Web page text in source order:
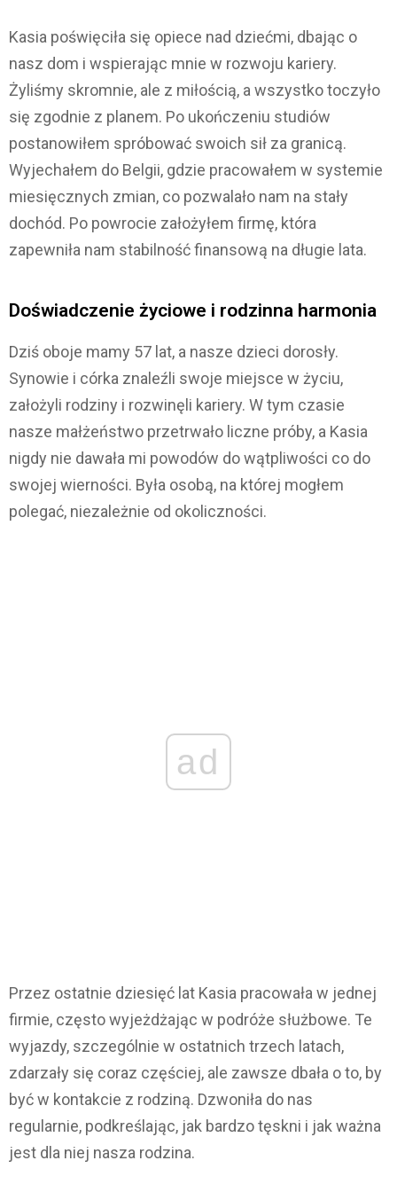
Kasia poświęciła się opiece nad dziećmi, dbając o
nasz dom i wspierając mnie w rozwoju kariery.
Żyliśmy skromnie, ale z miłością, a wszystko toczyło
się zgodnie z planem. Po ukończeniu studiów
postanowiłem spróbować swoich sił za granicą.
Wyjechałem do Belgii, gdzie pracowałem w systemie
miesięcznych zmian, co pozwalało nam na stały
dochód. Po powrocie założyłem firmę, która
zapewniła nam stabilność finansową na długie lata.
Doświadczenie życiowe i rodzinna harmonia
Dziś oboje mamy 57 lat, a nasze dzieci dorosły.
Synowie i córka znaleźli swoje miejsce w życiu,
założyli rodziny i rozwinęli kariery. W tym czasie
nasze małżeństwo przetrwało liczne próby, a Kasia
nigdy nie dawała mi powodów do wątpliwości co do
swojej wierności. Była osobą, na której mogłem
polegać, niezależnie od okoliczności.
ad
Przez ostatnie dziesięć lat Kasia pracowała w jednej
firmie, często wyjeżdżając w podróże służbowe. Te
wyjazdy, szczególnie w ostatnich trzech latach,
zdarzały się coraz częściej, ale zawsze dbała o to, by
być w kontakcie z rodziną. Dzwoniła do nas
regularnie, podkreślając, jak bardzo tęskni i jak ważna
jest dla niej nasza rodzina.